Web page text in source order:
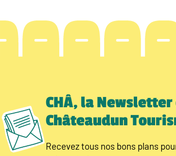
CHÂ, la Newsletter
Châteaudun
Recevez tous nos bons plans